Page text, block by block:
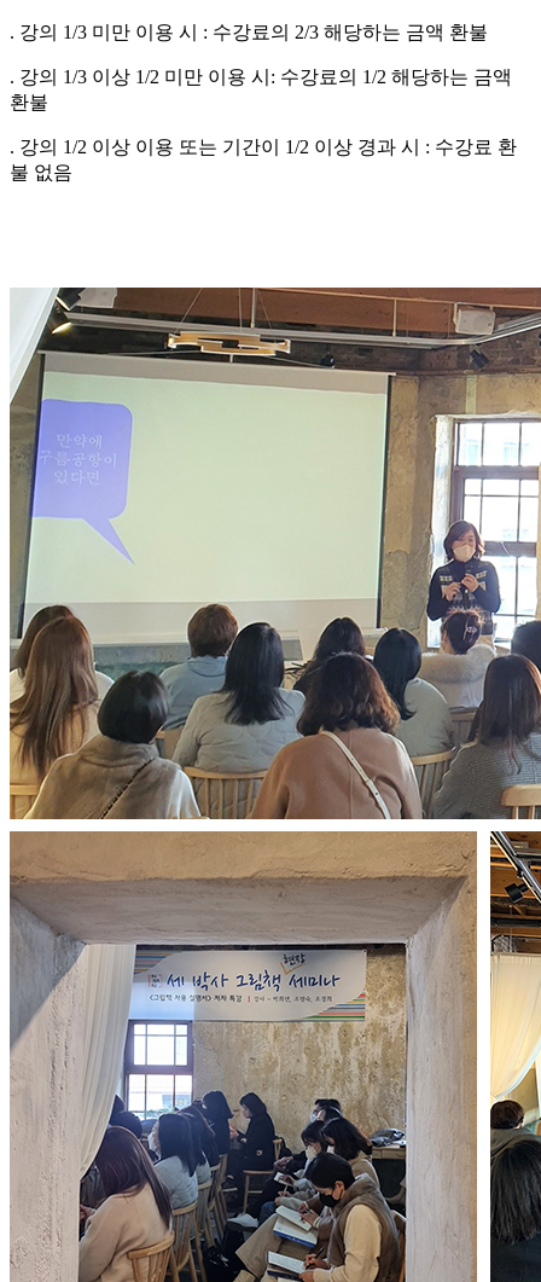
. 강의 1/3 미만 이용 시 : 수강료의 2/3 해당하는 금액 환불
. 강의 1/3 이상 1/2 미만 이용 시: 수강료의 1/2 해당하는 금액
환불
. 강의 1/2 이상 이용 또는 기간이 1/2 이상 경과 시 : 수강료 환
불 없음